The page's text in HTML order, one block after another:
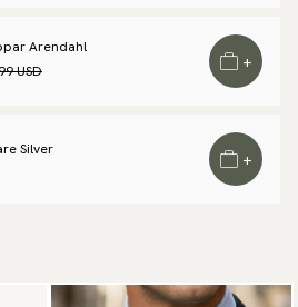
Arendahl
USD
+
Silver
+